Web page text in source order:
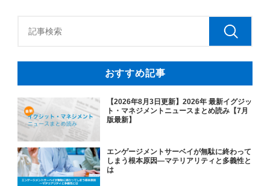
おすすめ記事
【2026年8月3日更新】2026年 最新イグジッ
ト・マネジメントニュースまとめ読み【7月
版最新】
エンゲージメントサーベイが無駄に終わって
しまう根本原因―マテリアリティと多義性と
は